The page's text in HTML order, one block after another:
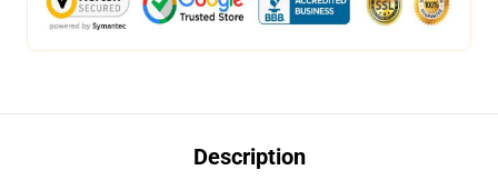
Description